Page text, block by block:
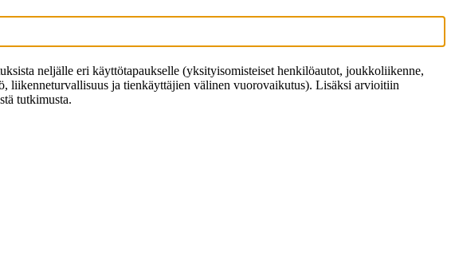
neljälle eri käyttötapaukselle (yksityisomisteiset henkilöautot, joukkoliikenne,
liikenneturvallisuus ja tienkäyttäjien välinen vuorovaikutus). Lisäksi arvioitiin
tutkimusta.